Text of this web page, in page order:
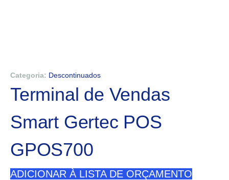
Categoria: Descontinuados
Terminal de Vendas
Smart Gertec POS
GPOS700
ADICIONAR À LISTA DE ORÇAMENTO